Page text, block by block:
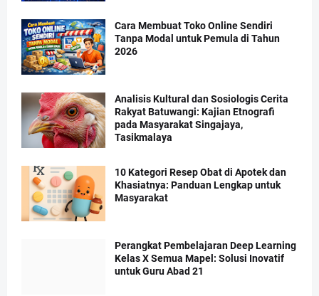
Cara Membuat Toko Online Sendiri
Tanpa Modal untuk Pemula di Tahun
2026
Analisis Kultural dan Sosiologis Cerita
Rakyat Batuwangi: Kajian Etnografi
pada Masyarakat Singajaya,
Tasikmalaya
10 Kategori Resep Obat di Apotek dan
Khasiatnya: Panduan Lengkap untuk
Masyarakat
Perangkat Pembelajaran Deep Learning
Kelas X Semua Mapel: Solusi Inovatif
untuk Guru Abad 21